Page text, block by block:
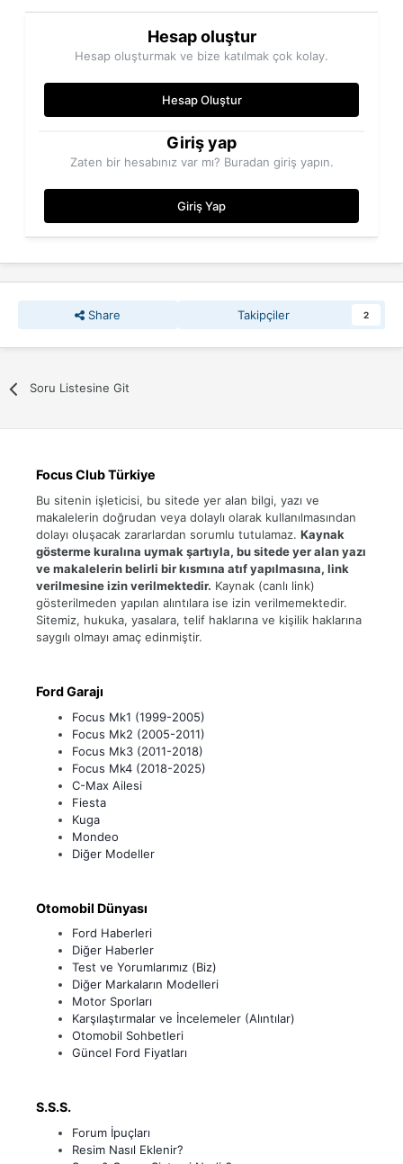
Hesap oluştur
Hesap oluşturmak ve bize katılmak çok kolay.
Hesap Oluştur
Giriş yap
Zaten bir hesabınız var mı? Buradan giriş yapın.
Giriş Yap
Share Takipçiler 2
Soru Listesine Git
Focus Club Türkiye
Bu sitenin işleticisi, bu sitede yer alan bilgi, yazı ve
makalelerin doğrudan veya dolaylı olarak kullanılmasından
dolayı oluşacak zararlardan sorumlu tutulamaz. Kaynak
gösterme kuralına uymak şartıyla, bu sitede yer alan yazı
ve makalelerin belirli bir kısmına atıf yapılmasına, link
verilmesine izin verilmektedir. Kaynak (canlı link)
gösterilmeden yapılan alıntılara ise izin verilmemektedir.
Sitemiz, hukuka, yasalara, telif haklarına ve kişilik haklarına
saygılı olmayı amaç edinmiştir.
Ford Garajı
Focus Mk1 (1999-2005)
Focus Mk2 (2005-2011)
Focus Mk3 (2011-2018)
Focus Mk4 (2018-2025)
C-Max Ailesi
Fiesta
Kuga
Mondeo
Diğer Modeller
Otomobil Dünyası
Ford Haberleri
Diğer Haberler
Test ve Yorumlarımız (Biz)
Diğer Markaların Modelleri
Motor Sporları
Karşılaştırmalar ve İncelemeler (Alıntılar)
Otomobil Sohbetleri
Güncel Ford Fiyatları
S.S.S.
Forum İpuçları
Resim Nasıl Eklenir?